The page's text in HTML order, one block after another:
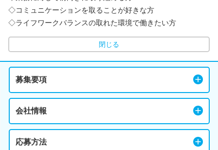
◇コミュニケーションを取ることが好きな方
◇ライフワークバランスの取れた環境で働きたい方
閉じる
募集要項
会社情報
応募方法